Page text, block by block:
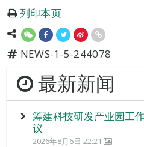
列印本页
NEWS-1-5-244078
最新新闻
筹建科技研发产业园工
议
2026年8月6日 22:21